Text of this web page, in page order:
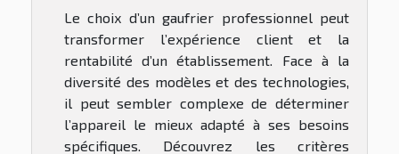
Le choix d’un gaufrier professionnel peut
transformer l’expérience client et la
rentabilité d’un établissement. Face à la
diversité des modèles et des technologies,
il peut sembler complexe de déterminer
l’appareil le mieux adapté à ses besoins
spécifiques. Découvrez les critères